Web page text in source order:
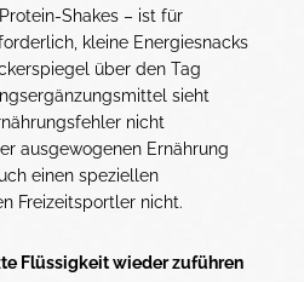
Shakes – ist für
kleine Energiesnacks
über den Tag
sieht
nicht
ausgewogenen Ernährung
einen speziellen
Freizeitsportler nicht.
Flüssigkeit wieder zuführen